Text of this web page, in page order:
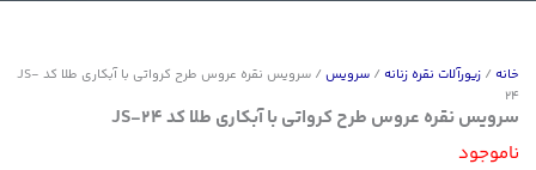
خانه / زیورآلات نقره زنانه / سرویس
/ سرویس نقره عروس طرح کرواتی با آبکاری طلا کد JS-
24
سرویس نقره عروس طرح کرواتی با آبکاری طلا کد JS-24
ناموجود